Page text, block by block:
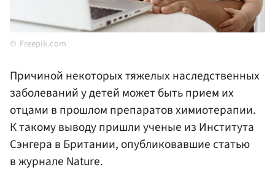
Freepik.com
Причиной некоторых тяжелых наследственных
заболеваний у детей может быть прием их
отцами в прошлом препаратов химиотерапии.
К такому выводу пришли ученые из Института
Сэнгера в Британии, опубликовавшие статью
в журнале Nature.